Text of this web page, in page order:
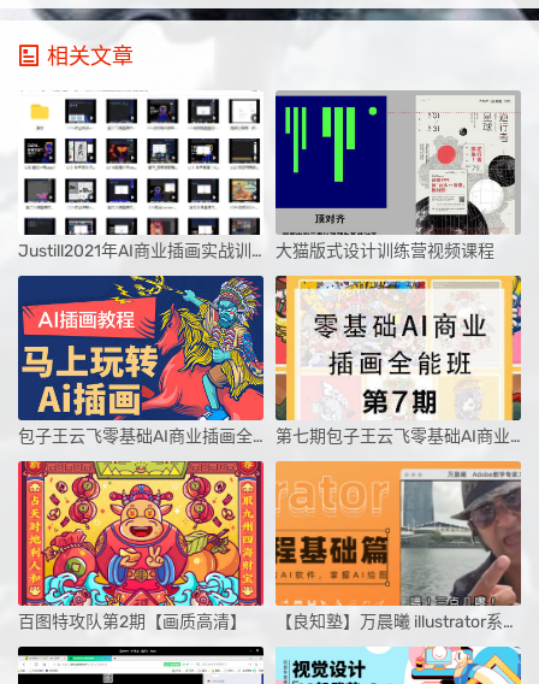
相关文章
Justill2021年AI商业插画实战训练营基础篇课程 大猫版式设计训练营视频课程
包子王云飞零基础AI商业插画全能班第四期 第七期包子王云飞零基础AI商业插画全能班2020年新课（画质高清全套完整）
百图特攻队第2期【画质高清】 【良知塾】万晨曦 illustrator系统课程 基础篇【画质高清有素材】